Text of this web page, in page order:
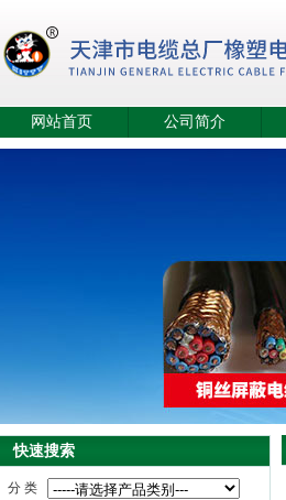
网站首页 公司简介
快速搜索
分 类